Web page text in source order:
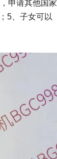
申请其他国家
5、子女可以